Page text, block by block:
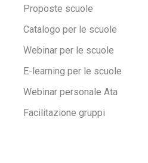
Proposte scuole
Catalogo per le scuole
Webinar per le scuole
E-learning per le scuole
Webinar personale Ata
Facilitazione gruppi